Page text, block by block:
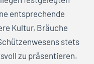
entsprechende
Kultur, Bräuche
stets
zu präsentieren.